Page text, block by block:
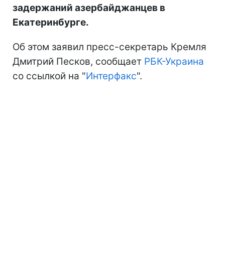
задержаний азербайджанцев в
Екатеринбурге.
Об этом заявил пресс-секретарь Кремля
Дмитрий Песков, сообщает РБК-Украина
со ссылкой на "Интерфакс".